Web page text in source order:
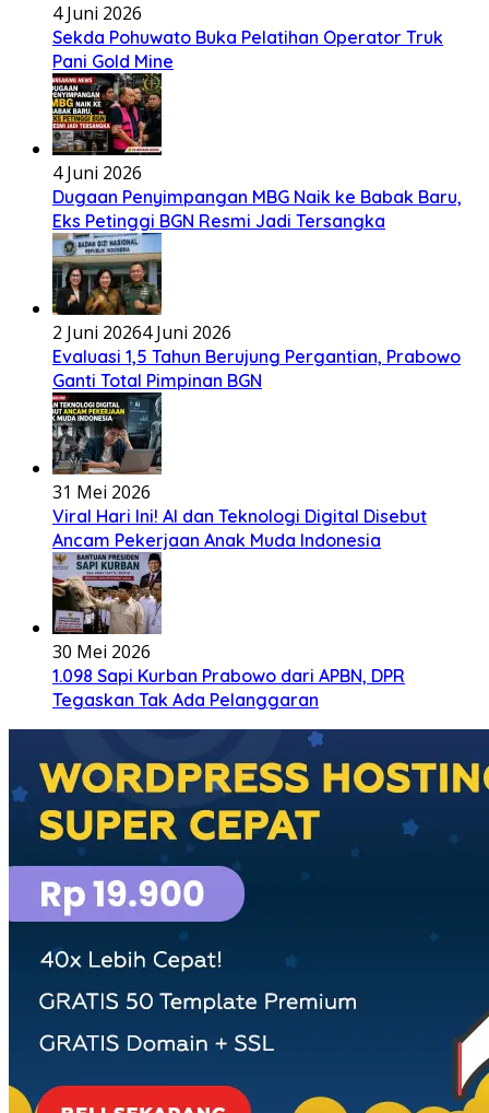
4 Juni 2026
Sekda Pohuwato Buka Pelatihan Operator Truk
Pani Gold Mine
4 Juni 2026
Dugaan Penyimpangan MBG Naik ke Babak Baru,
Eks Petinggi BGN Resmi Jadi Tersangka
2 Juni 20264 Juni 2026
Evaluasi 1,5 Tahun Berujung Pergantian, Prabowo
Ganti Total Pimpinan BGN
31 Mei 2026
Viral Hari Ini! AI dan Teknologi Digital Disebut
Ancam Pekerjaan Anak Muda Indonesia
30 Mei 2026
1.098 Sapi Kurban Prabowo dari APBN, DPR
Tegaskan Tak Ada Pelanggaran